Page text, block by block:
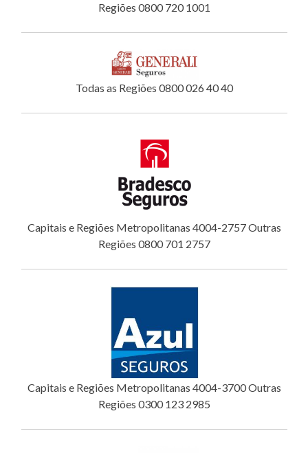
Regiões 0800 720 1001
Todas as Regiões 0800 026 40 40
Capitais e Regiões Metropolitanas 4004-2757 Outras
Regiões 0800 701 2757
Capitais e Regiões Metropolitanas 4004-3700 Outras
Regiões 0300 123 2985